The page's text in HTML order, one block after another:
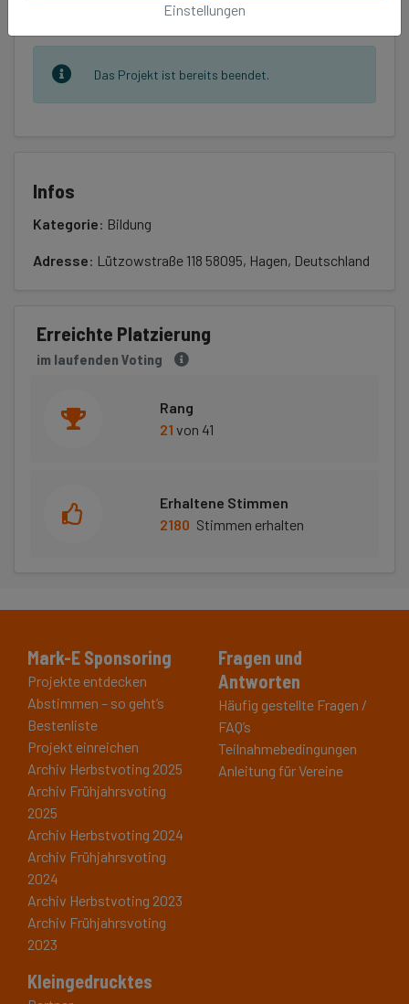
Einstellungen
Erreichte Platzierung
im laufenden Voting
Rang
21von 41
Erhaltene Stimmen
2180 Stimmen erhalten
Projekt unterstützen
Das Projekt ist bereits beendet.
Infos
Kategorie: Bildung
Adresse: Lützowstraße 118 58095, Hagen, Deutschland
Mark-E Sponsoring
Projekte entdecken
Abstimmen – so geht’s
Bestenliste
Projekt einreichen
Archiv Herbstvoting 2025
Archiv Frühjahrsvoting
2025
Archiv Herbstvoting 2024
Archiv Frühjahrsvoting
2024
Archiv Herbstvoting 2023
Archiv Frühjahrsvoting
2023
Fragen und
Antworten
Häufig gestellte Fragen /
FAQ’s
Teilnahmebedingungen
Anleitung für Vereine
Kleingedrucktes